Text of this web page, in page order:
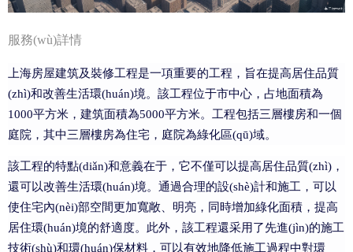
服務(wù)詳情
上海房屋建筑及裝修工程是一項重要的工程，旨在提高居住品質
(zhì)和改善生活環(huán)境。該工程位于市中心，占地面積為
1000平方米，建筑面積為5000平方米。工程包括三層樓房和一個
庭院，其中三層樓房為住宅，庭院為綠化區(qū)域。
該工程的特點(diǎn)和意義在于，它不僅可以提高居住品質(zhì)，
還可以改善生活環(huán)境。通過合理的設(shè)計和施工，可以
使住宅內(nèi)部空間更加寬敞、明亮，同時增加綠化面積，提高
居住環(huán)境的舒適度。此外，該工程還采用了先進(jìn)的施工
技術(shù)和環(huán)保材料，可以有效地降低施工過程中對環